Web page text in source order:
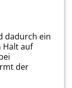
dadurch ein
Halt auf
der